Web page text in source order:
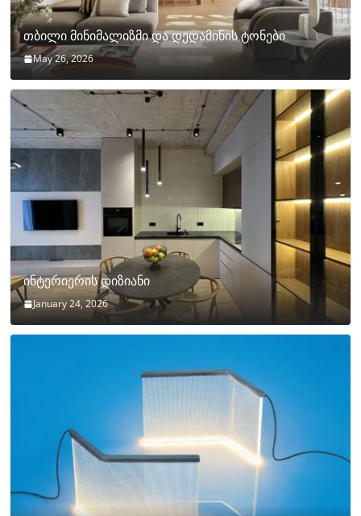
თბილი მინიმალიზმი და დედამიწის ტონები
May 26, 2026
ინტერიერის დიზიანი
January 24, 2026